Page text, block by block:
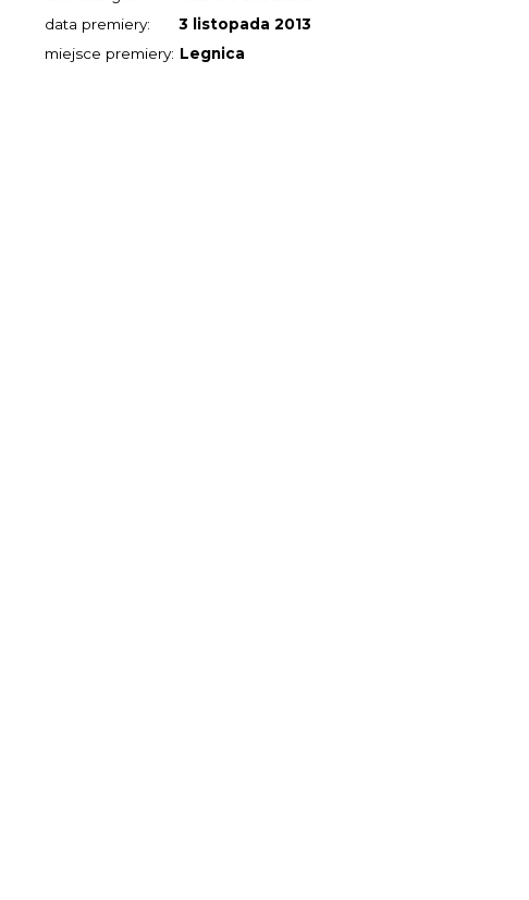
data premiery:
3 listopada 2013
miejsce premiery: Legnica